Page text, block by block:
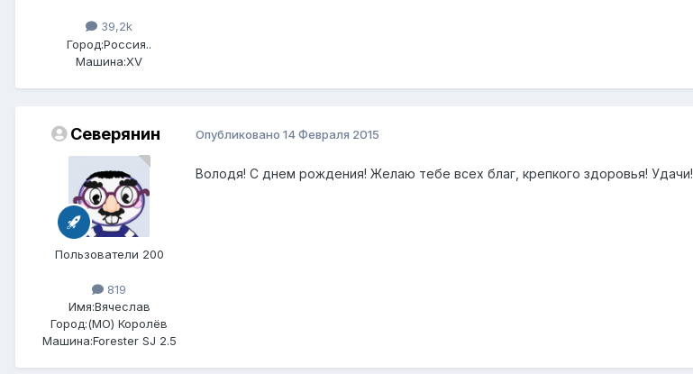
39,2k
Город:Россия..
Машина:XV
Северянин
Пользователи 200
819
Имя:Вячеслав
Город:(МО) Королёв
Машина:Forester SJ 2.5
Опубликовано 14 Февраля 2015
Володя! С днем рождения! Желаю тебе всех благ, крепкого здоровья! Удачи!